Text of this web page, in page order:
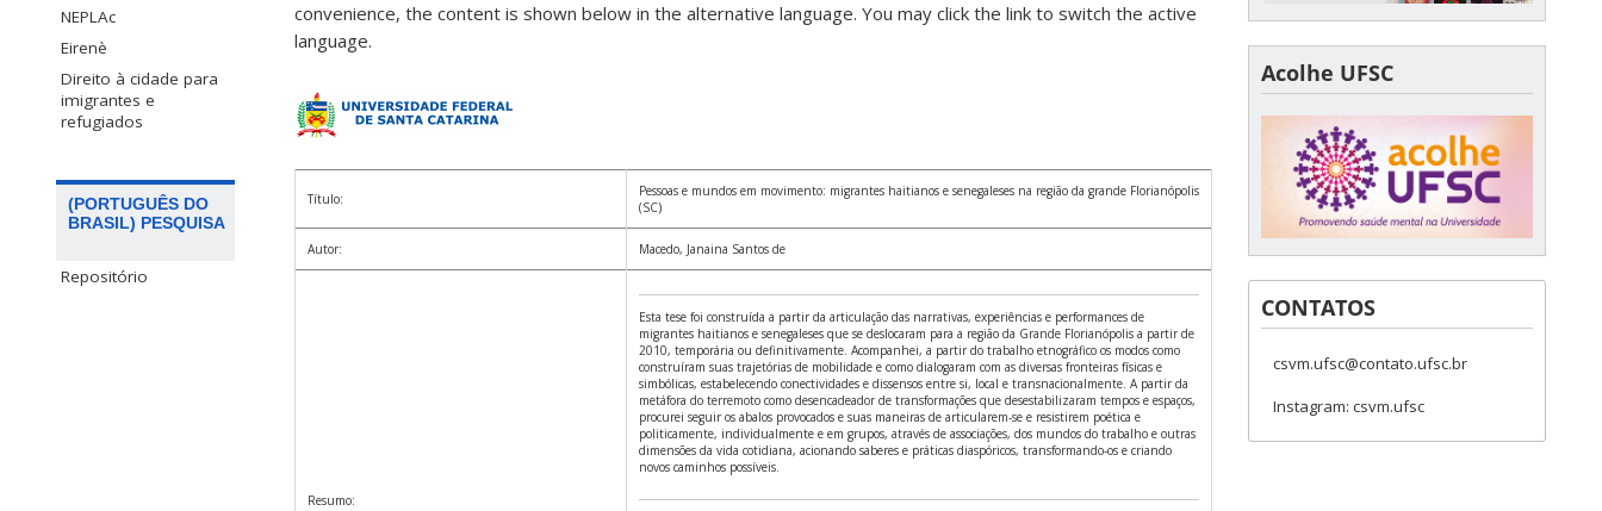
NEPLAc
Eirenè
Direito à cidade para
imigrantes e
refugiados
(PORTUGUÊS DO
BRASIL) PESQUISA
Repositório
convenience, the content is shown below in the alternative language. You may click the link to switch the active
language.
Título:
Pessoas e mundos em movimento: migrantes haitianos e senegaleses na região da grande Florianópolis
(SC)
Autor: Macedo, Janaina Santos de
Resumo:
Esta tese foi construída a partir da articulação das narrativas, experiências e performances de
migrantes haitianos e senegaleses que se deslocaram para a região da Grande Florianópolis a partir de
2010, temporária ou definitivamente. Acompanhei, a partir do trabalho etnográfico os modos como
construíram suas trajetórias de mobilidade e como dialogaram com as diversas fronteiras físicas e
simbólicas, estabelecendo conectividades e dissensos entre si, local e transnacionalmente. A partir da
metáfora do terremoto como desencadeador de transformações que desestabilizaram tempos e espaços,
procurei seguir os abalos provocados e suas maneiras de articularem-se e resistirem poética e
politicamente, individualmente e em grupos, através de associações, dos mundos do trabalho e outras
dimensões da vida cotidiana, acionando saberes e práticas diaspóricos, transformando-os e criando
novos caminhos possíveis.
Acolhe UFSC
CONTATOS
csvm.ufsc@contato.ufsc.br
Instagram: csvm.ufsc